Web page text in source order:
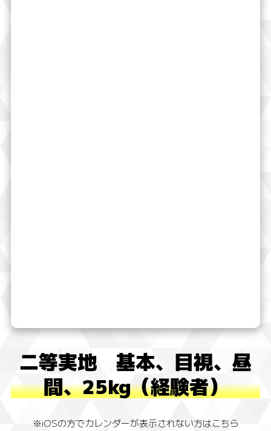
二等実地 基本、目視、昼
間、25kg（経験者）
※iOSの方でカレンダーが表示されない方はこちら